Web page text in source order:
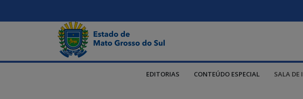
EDITORIAS CONTEÚDO ESPECIAL SALA DE